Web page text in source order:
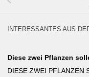
INTERESSANTES AUS
Diese zwei Pflanzen
DIESE ZWEI PFLANZEN